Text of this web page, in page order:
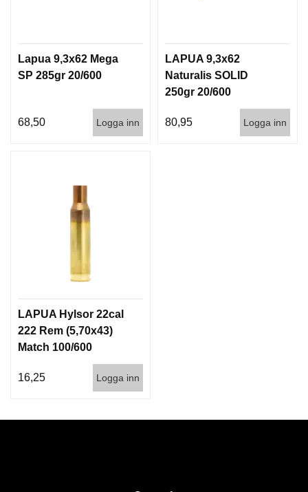
Lapua 9,3x62 Mega
SP 285gr 20/600
68,50 Logga inn
LAPUA 9,3x62
Naturalis SOLID
250gr 20/600
80,95 Logga inn
LAPUA Hylsor 22cal
222 Rem (5,70x43)
Match 100/600
16,25 Logga inn